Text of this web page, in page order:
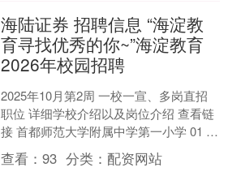
海陆证券 招聘信息 “海淀教
育寻找优秀的你~”海淀教育
2026年校园招聘
2025年10月第2周 一校一宣、多岗直招
职位 详细学校介绍以及岗位介绍 查看链
接 首都师范大学附属中学第一小学 01 展
开剩余79% 中国人民大学附属中学分
校....
查看：93 分类：配资网站